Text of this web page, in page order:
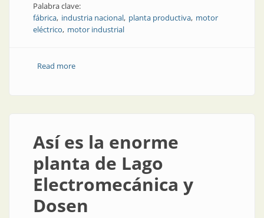
Palabra clave:
fábrica industria nacional planta productiva motor
eléctrico motor industrial
Read moreabout Industria nacional: calentando los motores
Así es la enorme
planta de Lago
Electromecánica y
Dosen